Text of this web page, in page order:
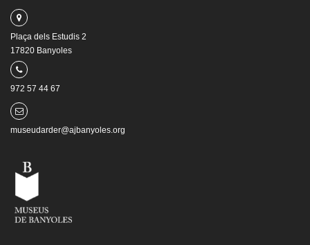
Plaça dels Estudis 2
17820 Banyoles
972 57 44 67
museudarder@ajbanyoles.org